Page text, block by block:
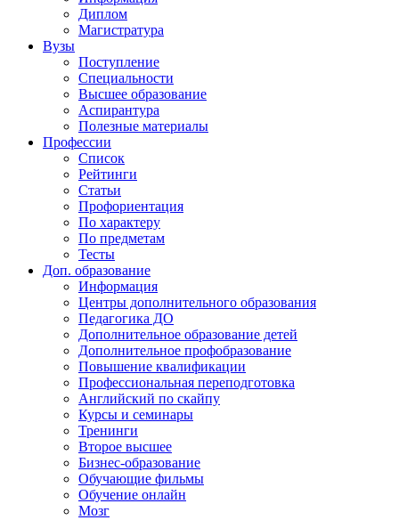
Диплом
Магистратура
Вузы
Поступление
Специальности
Высшее образование
Аспирантура
Полезные материалы
Профессии
Список
Рейтинги
Статьи
Профориентация
По характеру
По предметам
Тесты
Доп. образование
Информация
Центры дополнительного образования
Педагогика ДО
Дополнительное образование детей
Дополнительное профобразование
Повышение квалификации
Профессиональная переподготовка
Английский по скайпу
Курсы и семинары
Тренинги
Второе высшее
Бизнес-образование
Обучающие фильмы
Обучение онлайн
Мозг